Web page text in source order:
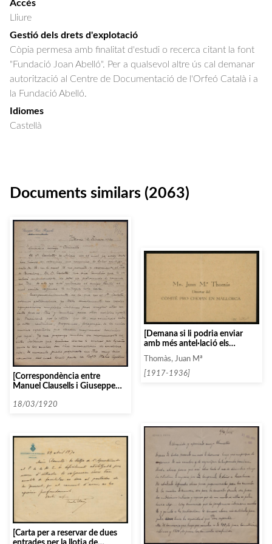
Accés
Lliure
Gestió dels drets d'explotació
Còpia permesa amb finalitat d'estudi o recerca citant la font
"Fundació Joan Abelló". Per a qualsevol altre ús cal demanar
autorització al Centre de Documentació de l'Orfeó Català i a
la Fundació Abelló.
Idiomes
Castellà
Documents similars (2063)
[Correspondència entre
Manuel Clausells i Giuseppe
Veneto]
18/03/1920
[Demana si li podria enviar
amb més antel·lació els
concertistes de l’Associació]
Thomàs, Juan Mª
[1917-1936]
[Carta per a reservar de dues